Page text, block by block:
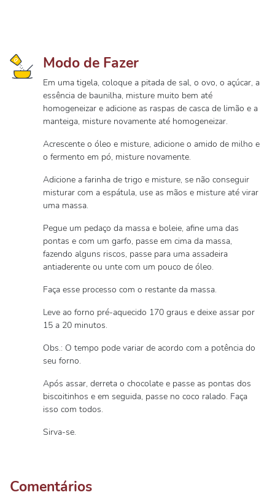
Modo de Fazer
Em uma tigela, coloque a pitada de sal, o ovo, o açúcar, a
essência de baunilha, misture muito bem até
homogeneizar e adicione as raspas de casca de limão e a
manteiga, misture novamente até homogeneizar.
Acrescente o óleo e misture, adicione o amido de milho e
o fermento em pó, misture novamente.
Adicione a farinha de trigo e misture, se não conseguir
misturar com a espátula, use as mãos e misture até virar
uma massa.
Pegue um pedaço da massa e boleie, afine uma das
pontas e com um garfo, passe em cima da massa,
fazendo alguns riscos, passe para uma assadeira
antiaderente ou unte com um pouco de óleo.
Faça esse processo com o restante da massa.
Leve ao forno pré-aquecido 170 graus e deixe assar por
15 a 20 minutos.
Obs.: O tempo pode variar de acordo com a potência do
seu forno.
Após assar, derreta o chocolate e passe as pontas dos
biscoitinhos e em seguida, passe no coco ralado. Faça
isso com todos.
Sirva-se.
Comentários